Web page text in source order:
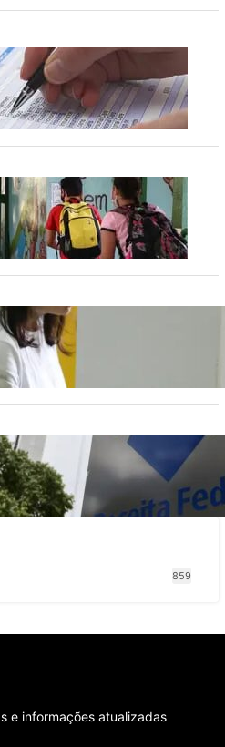
por crédito cresce
Grosso lidera ranking entre
melhora nas redes
prevê orçamento de R$ 13,9
2027; proposta segue para
novo cronograma da
amplia prazo para o
859
e informações atualizadas